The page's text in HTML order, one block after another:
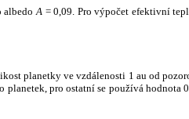
albedo A = 0,09. Pro výpočet efektivní
planetky ve vzdálenosti 1 au od
planetek, pro ostatní se používá hodnota